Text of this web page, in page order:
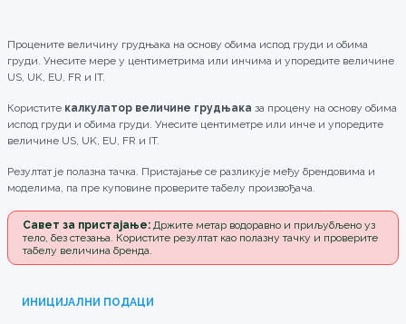
Процените величину грудњака на основу обима испод груди и обима
груди. Унесите мере у центиметрима или инчима и упоредите величине
US, UK, EU, FR и IT.
Користите калкулатор величине грудњака за процену на основу обима
испод груди и обима груди. Унесите центиметре или инче и упоредите
величине US, UK, EU, FR и IT.
Резултат је полазна тачка. Пристајање се разликује међу брендовима и
моделима, па пре куповине проверите табелу произвођача.
Савет за пристајање: Држите метар водоравно и приљубљено уз
тело, без стезања. Користите резултат као полазну тачку и проверите
табелу величина бренда.
ИНИЦИЈАЛНИ ПОДАЦИ